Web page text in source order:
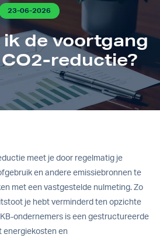
23-06-2026
ik de voortgang
reductie?
meet je door regelmatig je
en andere emissiebronnen te
met een vastgestelde nulmeting. Zo
je hebt verminderd ten opzichte
ondernemers is een gestructureerde
energiekosten en